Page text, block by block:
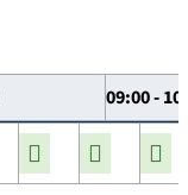
09:00 -